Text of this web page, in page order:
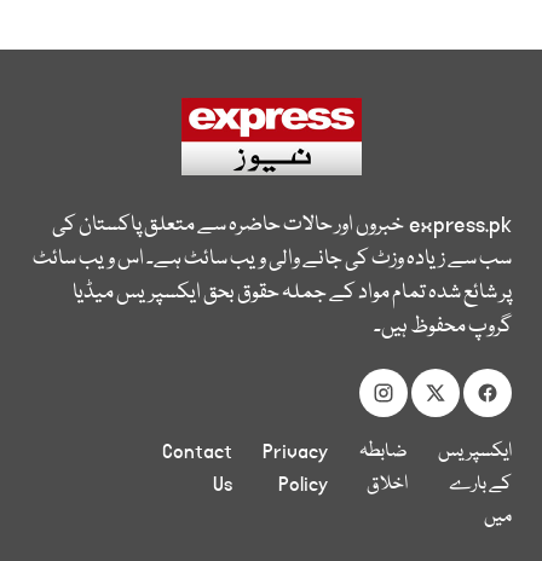
express.pkخبروں اور حالات حاضرہ سے متعلق پاکستان کی
سب سے زیادہ وزٹ کی جانے والی ویب سائٹ ہے۔ اس ویب سائٹ
پر شائع شدہ تمام مواد کے جملہ حقوق بحق ایکسپریس میڈیا
گروپ محفوظ ہیں۔
ایکسپریس
کے بارے
میں
ضابطہ
اخلاق
Privacy
Policy
Contact
Us